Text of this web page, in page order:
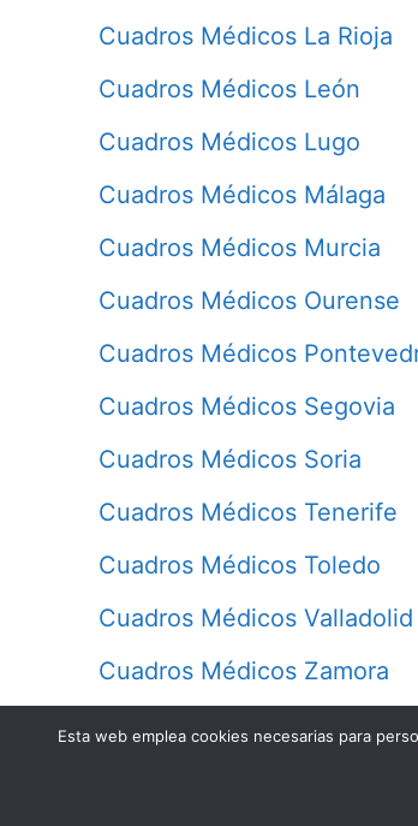
Cuadros Médicos La Rioja
Cuadros Médicos León
Cuadros Médicos Lugo
Cuadros Médicos Málaga
Cuadros Médicos Murcia
Cuadros Médicos Ourense
Cuadros Médicos
Cuadros Médicos Segovia
Cuadros Médicos Soria
Cuadros Médicos Tenerife
Cuadros Médicos Toledo
Cuadros Médicos Valladolid
Cuadros Médicos Zamora
Esta web emplea cookies necesarias para